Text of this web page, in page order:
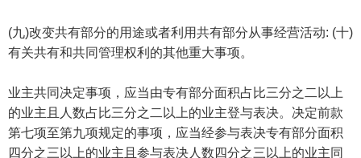
(九)改变共有部分的用途或者利用共有部分从事经营活动: (十)
有关共有和共同管理权利的其他重大事项。
业主共同决定事项，应当由专有部分面积占比三分之二以上
的业主且人数占比三分之二以上的业主登与表决。决定前款
第七项至第九项规定的事项，应当经参与表决专有部分面积
四分之三以上的业主且参与表决人数四分之三以上的业主同